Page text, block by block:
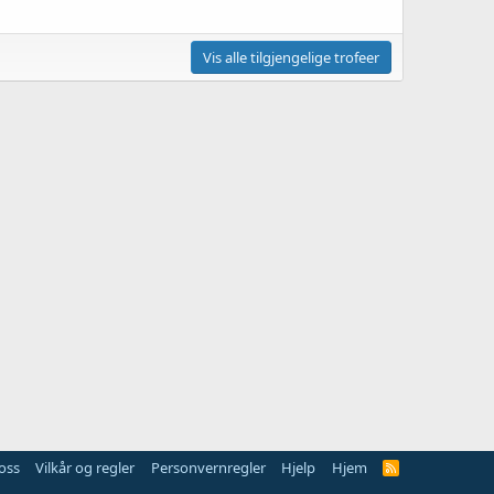
Vis alle tilgjengelige trofeer
Vilkår og regler Personvernregler Hjelp Hjem
R